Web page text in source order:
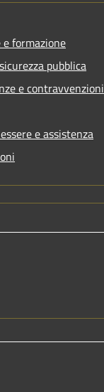
e formazione
pubblica
e contravvenzioni
e assistenza